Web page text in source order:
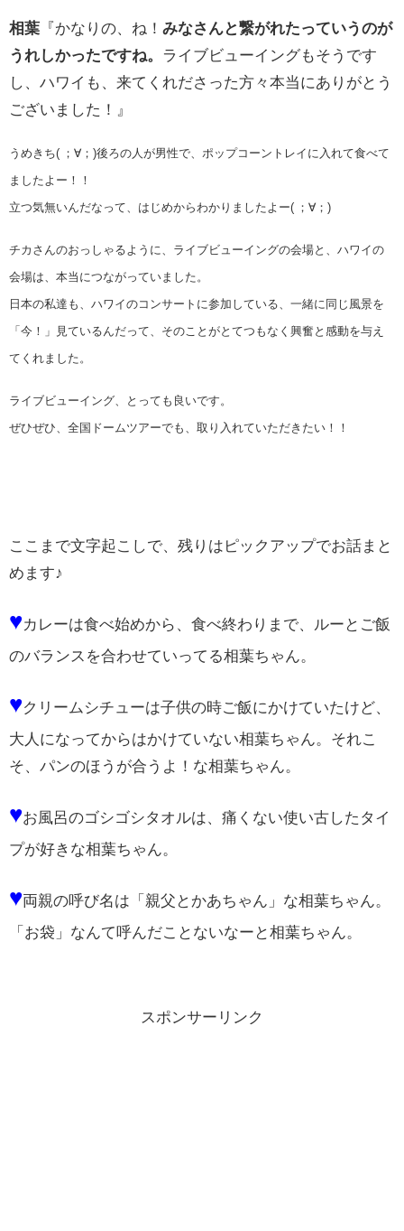
相葉 『かなりの、ね！ みなさんと繋がれたっていうのが
うれしかったですね。 ライブビューイングもそうです
し、ハワイも、来てくれださった方々本当にありがとう
ございました！』
うめきち( ；∀；)後ろの人が男性で、ポップコーントレイに入れて食べて
ましたよー！！
立つ気無いんだなって、はじめからわかりましたよー( ；∀；)
チカさんのおっしゃるように、ライブビューイングの会場と、ハワイの
会場は、本当につながっていました。
日本の私達も、ハワイのコンサートに参加している、一緒に同じ風景を
「今！」見ているんだって、そのことがとてつもなく興奮と感動を与え
てくれました。
ライブビューイング、とっても良いです。
ぜひぜひ、全国ドームツアーでも、取り入れていただきたい！！
ここまで文字起こしで、残りはピックアップでお話まと
めます♪
♥カレーは食べ始めから、食べ終わりまで、ルーとご飯
のバランスを合わせていってる相葉ちゃん。
♥クリームシチューは子供の時ご飯にかけていたけど、
大人になってからはかけていない相葉ちゃん。それこ
そ、パンのほうが合うよ！な相葉ちゃん。
♥お風呂のゴシゴシタオルは、痛くない使い古したタイ
プが好きな相葉ちゃん。
♥両親の呼び名は「親父とかあちゃん」な相葉ちゃん。
「お袋」なんて呼んだことないなーと相葉ちゃん。
スポンサーリンク